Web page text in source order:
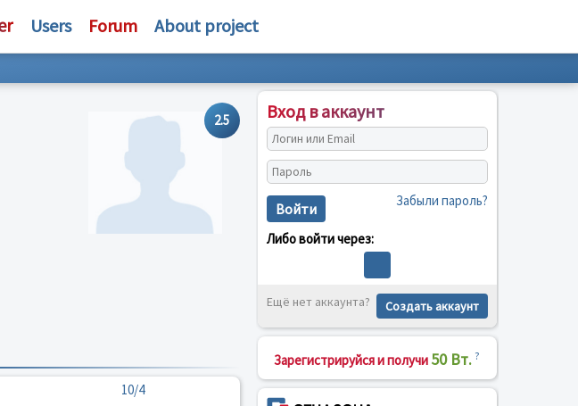
Users Forum About project
2.5
10/4
Вход в аккаунт
Войти Забыли пароль?
Либо войти через:
Ещё нет аккаунта? Создать аккаунт
Зарегистрируйся и получи 50 Вт. ?